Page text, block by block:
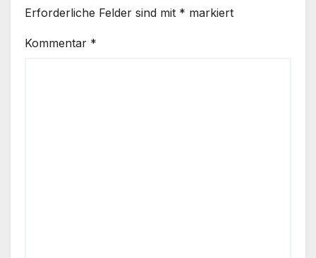
Erforderliche Felder sind mit * markiert
Kommentar *